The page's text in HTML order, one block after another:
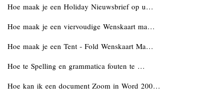
Hoe maak je een Holiday Nieuwsbrief op u…
Hoe maak je een viervoudige Wenskaart ma…
Hoe maak je een Tent - Fold Wenskaart Ma…
Hoe te Spelling en grammatica fouten te …
Hoe kan ik een document Zoom in Word 200…